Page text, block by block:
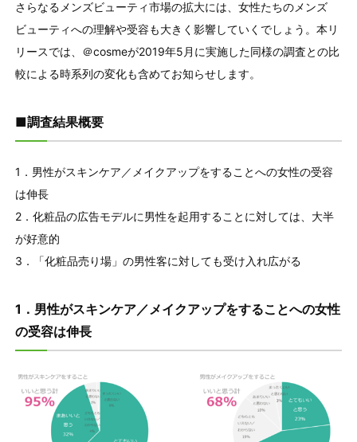
さらなるメンズビューティ市場の拡大には、女性たちのメンズ
ビューティへの理解や受容も大きく影響していくでしょう。本リ
リースでは、＠cosmeが2019年5月に実施した同様の調査との比
較による時系列の変化も含めてお知らせします。
■調査結果概要
1．男性がスキンケア／メイクアップをすることへの女性の受容
は伸長
2．化粧品の広告モデルに男性を起用することに対しては、大半
が好意的
3．「化粧品売り場」の男性客に対しても受け入れ広がる
1．男性がスキンケア／メイクアップをすることへの女性
の受容は伸長